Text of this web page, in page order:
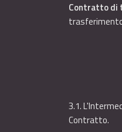
Contratto di
3.1.
Contratto.